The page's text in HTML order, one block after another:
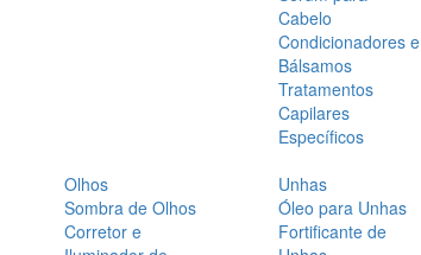
Cabelo
Condicionadores e
Bálsamos
Tratamentos
Capilares
Específicos
Olhos
Sombra de Olhos
Corretor e
Unhas
Óleo para Unhas
Fortificante de